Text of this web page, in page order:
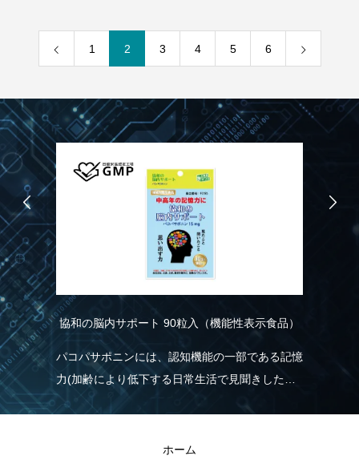
1 2 3 4 5 6
協和の脳内サポート 90粒入（機能性表示食品）
パコパサポニンには、認知機能の一部である記憶
力(加齢により低下する日常生活で見聞きした情
報を覚え、思い出す力)を維持する機能があるこ
れ
現
ホーム